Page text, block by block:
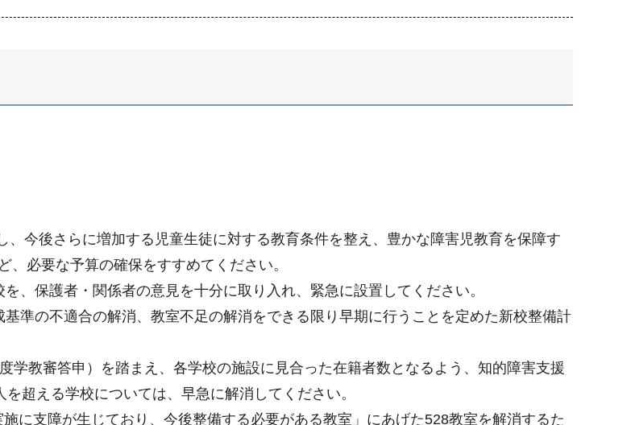
今後さらに増加する児童生徒に対する教育条件を整え、豊かな障害児教育を保障す
必要な予算の確保をすすめてください。
、保護者・関係者の意見を十分に取り入れ、緊急に設置してください。
準の不適合の解消、教室不足の解消をできる限り早期に行うことを定めた新校整備計
学教審答申）を踏まえ、各学校の施設に見合った在籍者数となるよう、知的障害支援
超える学校については、早急に解消してください。
に支障が生じており、今後整備する必要がある教室」にあげた528教室を解消するた